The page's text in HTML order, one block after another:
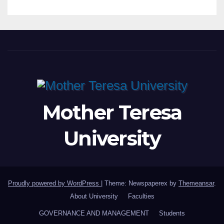
Mother Teresa
University
Proudly powered by WordPress Theme: Newspaperex by Themeansar.
About University
Faculties
GOVERNANCE AND MANAGEMENT Students